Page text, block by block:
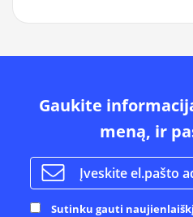
Gaukite
meną, ir
Sutinku gauti